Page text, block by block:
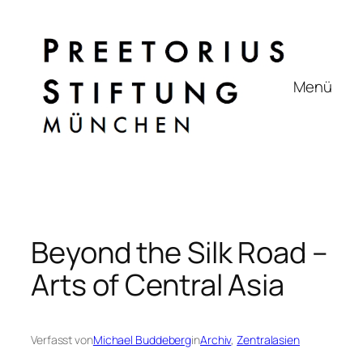
springen
Menü
Beyond the Silk Road –
Arts of Central Asia
Verfasst vonMichael BuddeberginArchiv, Zentralasien